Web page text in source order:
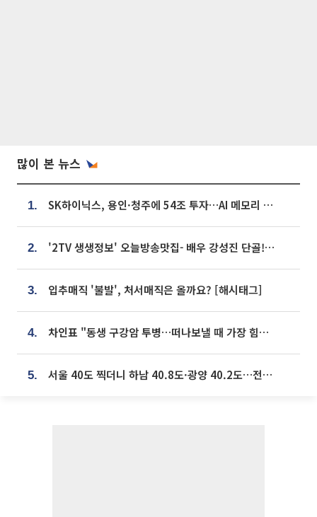
많이 본 뉴스
1. SK하이닉스, 용인·청주에 54조 투자…AI 메모리 생산기지 키운다
2. '2TV 생생정보' 오늘방송맛집- 배우 강성진 단골! 쌀국수ㆍ푸팟퐁 커리 맛집 '블○○○'
3. 입추매직 '불발', 처서매직은 올까요? [해시태그]
4. 차인표 "동생 구강암 투병…떠나보낼 때 가장 힘들었다”
5. 서울 40도 찍더니 하남 40.8도·광양 40.2도…전국 '펄펄'